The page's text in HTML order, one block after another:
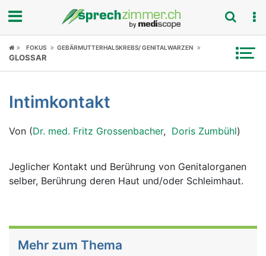
Fokus
Symptome
Untersuchungen
News
FOKUS GEBÄRMUTTERHALSKREBS/ GENITALWARZEN
GLOSSAR
Intimkontakt
Von (Dr. med. Fritz Grossenbacher, Doris Zumbühl)
Jeglicher Kontakt und Berührung von Genitalorganen
selber, Berührung deren Haut und/oder Schleimhaut.
Mehr zum Thema